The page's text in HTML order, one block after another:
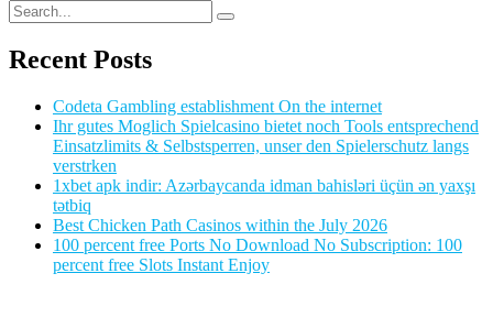
Recent Posts
Codeta Gambling establishment On the internet
Ihr gutes Moglich Spielcasino bietet noch Tools entsprechend
Einsatzlimits & Selbstsperren, unser den Spielerschutz langs
verstrken
1xbet apk indir: Azərbaycanda idman bahisləri üçün ən yaxşı
tətbiq
Best Chicken Path Casinos within the July 2026
100 percent free Ports No Download No Subscription: 100
percent free Slots Instant Enjoy